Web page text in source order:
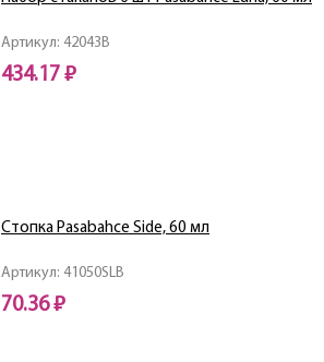
Артикул: 42043B
434.17 ₽
Артикул: 41050SLB
Стопка Pasabahce Side, 60 мл
70.36 ₽